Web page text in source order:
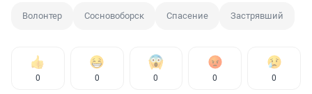
Волонтер Сосновоборск Спасение Застрявший
0 0 0 0 0